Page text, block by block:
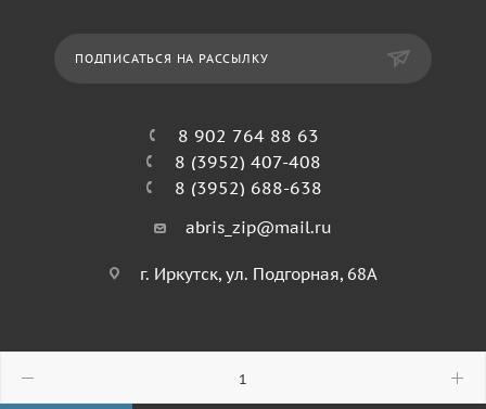
ПОДПИСАТЬСЯ НА РАССЫЛКУ
8 902 764 88 63
8 (3952) 407-408
8 (3952) 688-638
abris_zip@mail.ru
г. Иркутск, ул. Подгорная, 68А
© 2026 Абрис